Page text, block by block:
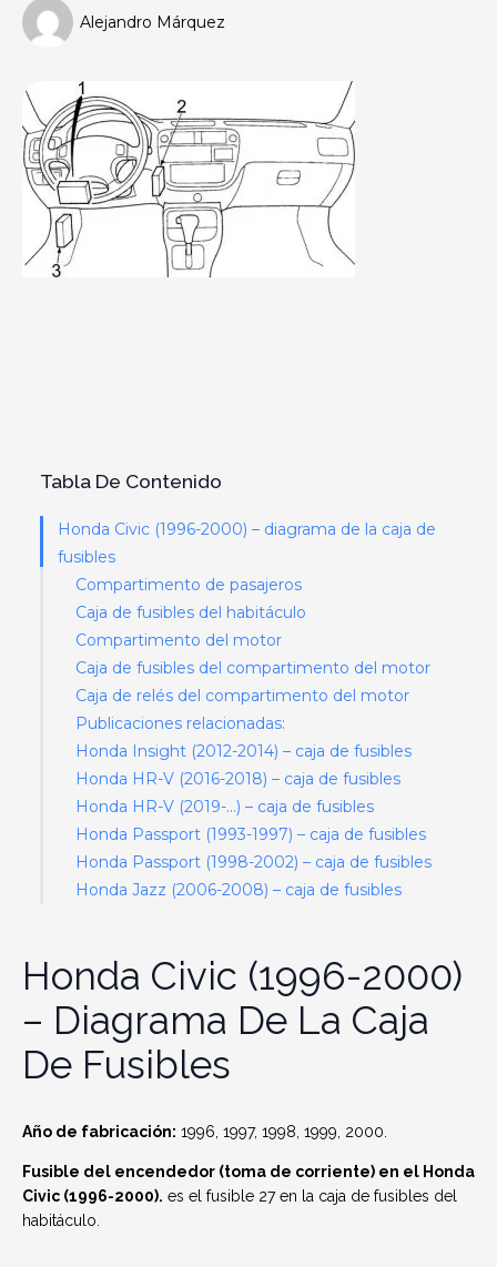
Alejandro Márquez
Tabla De Contenido
Honda Civic (1996-2000) – diagrama de la caja de
fusibles
Compartimento de pasajeros
Caja de fusibles del habitáculo
Compartimento del motor
Caja de fusibles del compartimento del motor
Caja de relés del compartimento del motor
Publicaciones relacionadas:
Honda Insight (2012-2014) – caja de fusibles
Honda HR-V (2016-2018) – caja de fusibles
Honda HR-V (2019-…) – caja de fusibles
Honda Passport (1993-1997) – caja de fusibles
Honda Passport (1998-2002) – caja de fusibles
Honda Jazz (2006-2008) – caja de fusibles
Honda Civic (1996-2000)
– Diagrama De La Caja
De Fusibles
Año de fabricación: 1996, 1997, 1998, 1999, 2000.
Fusible del encendedor (toma de corriente) en el Honda
Civic (1996-2000). es el fusible 27 en la caja de fusibles del
habitáculo.